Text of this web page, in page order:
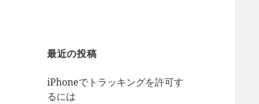
最近の投稿
iPhoneでトラッキングを許可す
るには